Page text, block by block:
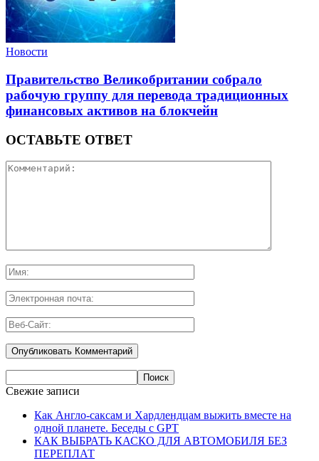
Новости
Правительство Великобритании собрало
рабочую группу для перевода традиционных
финансовых активов на блокчейн
ОСТАВЬТЕ ОТВЕТ
Свежие записи
Как Англо-саксам и Хардлендцам выжить вместе на
одной планете. Беседы с GPT
КАК ВЫБРАТЬ КАСКО ДЛЯ АВТОМОБИЛЯ БЕЗ
ПЕРЕПЛАТ